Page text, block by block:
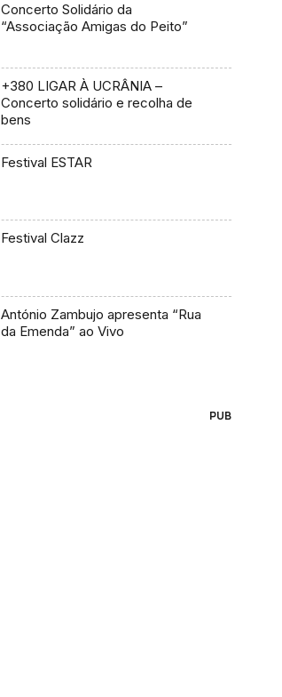
Concerto Solidário da
“Associação Amigas do Peito”
+380 LIGAR À UCRÂNIA –
Concerto solidário e recolha de
bens
Festival ESTAR
Festival Clazz
António Zambujo apresenta “Rua
da Emenda” ao Vivo
PUB